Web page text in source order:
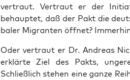
ver­traut. Ver­traut er der
behaup­tet, daß der Pakt die
ba­ler Migran­ten öff­net?
Oder ver­traut er Dr. Andre­as
erklär­te Ziel des Pakts,
Schließ­lich ste­hen eine gan­ze